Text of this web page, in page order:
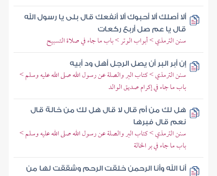
ألا أصلك ألا أحبوك ألا أنفعك قال بلى يا رسول الله
قال يا عم صل أربع ركعات
سنن الترمذي > أبواب الوتر > باب ما جاء في صلاة التسبيح
إن أبر البر أن يصل الرجل أهل ود أبيه
سنن الترمذي > كتاب البر والصلة عن رسول الله صلى الله عليه وسلم >
باب ما جاء في إكرام صديق الوالد
هل لك من أم قال لا قال هل لك من خالة قال
نعم قال فبرها
سنن الترمذي > كتاب البر والصلة عن رسول الله صلى الله عليه وسلم >
باب ما جاء في بر الخالة
أنا الله وأنا الرحمن خلقت الرحم وشققت لها من